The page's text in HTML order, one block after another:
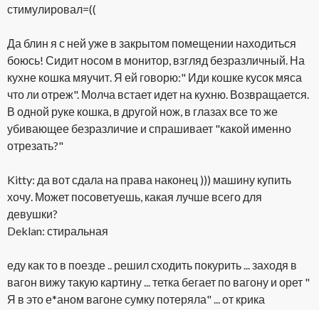
стимулировал=((
Да блин я с ней уже в закрытом помещении находиться
боюсь! Сидит носом в монитор, взгляд безразличный. На
кухне кошка мяучит. Я ей говорю:" Иди кошке кусок мяса
что ли отреж". Молча встает идет на кухню. Возвращается.
В одной руке кошка, в другой нож, в глазах все то же
убивающее безразличие и спрашивает "какой именно
отрезать?"
Kitty: да вот сдала на права наконец ))) машину купить
хочу. Может посоветуешь, какая лучше всего для
девушки?
Deklan: стиральная
еду как то в поезде .. решил сходить покурить ... заходя в
вагон вижу такую картину ... тетка бегает по вагону и орет "
Я в это е*аном вагоне сумку потеряла" ... от крика